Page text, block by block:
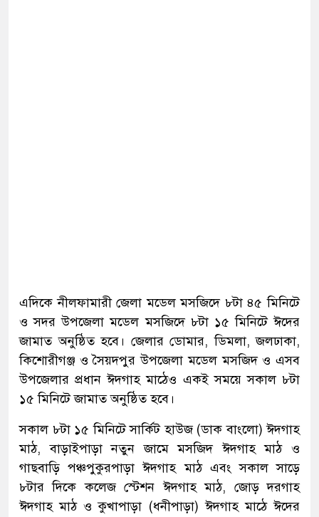
এদিকে নীলফামারী জেলা মডেল মসজিদে ৮টা ৪৫ মিনিটে
ও সদর উপজেলা মডেল মসজিদে ৮টা ১৫ মিনিটে ঈদের
জামাত অনুষ্ঠিত হবে। জেলার ডোমার, ডিমলা, জলঢাকা,
কিশোরীগঞ্জ ও সৈয়দপুর উপজেলা মডেল মসজিদ ও এসব
উপজেলার প্রধান ঈদগাহ মাঠেও একই সময়ে সকাল ৮টা
১৫ মিনিটে জামাত অনুষ্ঠিত হবে।
সকাল ৮টা ১৫ মিনিটে সার্কিট হাউজ (ডাক বাংলো) ঈদগাহ
মাঠ, বাড়াইপাড়া নতুন জামে মসজিদ ঈদগাহ মাঠ ও
গাছবাড়ি পঞ্চপুকুরপাড়া ঈদগাহ মাঠ এবং সকাল সাড়ে
৮টার দিকে কলেজ স্টেশন ঈদগাহ মাঠ, জোড় দরগাহ
ঈদগাহ মাঠ ও কুখাপাড়া (ধনীপাড়া) ঈদগাহ মাঠে ঈদের